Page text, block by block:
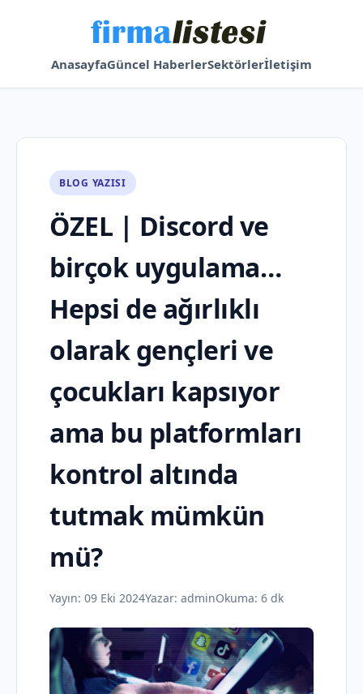
AnasayfaGüncel HaberlerSektörlerİletişim
BLOG YAZISI
ÖZEL | Discord ve
birçok uygulama…
Hepsi de ağırlıklı
olarak gençleri ve
çocukları kapsıyor
ama bu platformları
kontrol altında
tutmak mümkün
mü?
Yayın: 09 Eki 2024Yazar: adminOkuma: 6 dk